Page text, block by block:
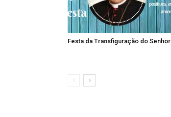
Festa da Transfiguração do Senhor